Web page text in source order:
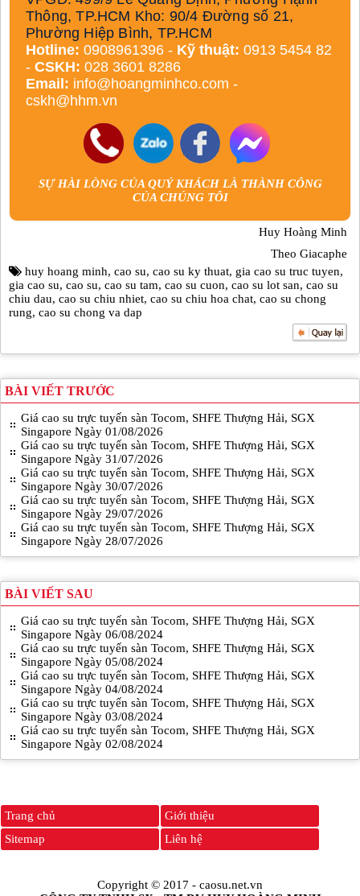
Thông, TP.HCM Kho: 90/4 Đường số 21,
Phường Hiệp Bình, TP.HCM
Hotline: 0908961396 - Kỹ thuật: 0913 5454 82
- CSKH: 028 3601 8286
Email: info@hoangminhco.com -
cskh@hhm.vn
SỰ HÀI LÒNG CỦA QUÝ KHÁCH LÀ THÀNH CÔNG
CỦA CHÚNG TÔI
Huy Hoàng Minh
Theo Giacaphe
huy hoang minh, cao su, cao su ky thuat, gia cao su truc tuyen,
gia cao su, cao su, cao su tam, cao su cuon, cao su lot san, cao su
chiu dau, cao su chiu nhiet, cao su chiu hoa chat, cao su chong
rung, cao su chong va dap
BÀI VIẾT TRƯỚC
Giá cao su trực tuyến sàn Tocom, SHFE Thượng Hải, SGX
Singapore Ngày 01/08/2026
Giá cao su trực tuyến sàn Tocom, SHFE Thượng Hải, SGX
Singapore Ngày 31/07/2026
Giá cao su trực tuyến sàn Tocom, SHFE Thượng Hải, SGX
Singapore Ngày 30/07/2026
Giá cao su trực tuyến sàn Tocom, SHFE Thượng Hải, SGX
Singapore Ngày 29/07/2026
Giá cao su trực tuyến sàn Tocom, SHFE Thượng Hải, SGX
Singapore Ngày 28/07/2026
BÀI VIẾT SAU
Giá cao su trực tuyến sàn Tocom, SHFE Thượng Hải, SGX
Singapore Ngày 06/08/2024
Giá cao su trực tuyến sàn Tocom, SHFE Thượng Hải, SGX
Singapore Ngày 05/08/2024
Giá cao su trực tuyến sàn Tocom, SHFE Thượng Hải, SGX
Singapore Ngày 04/08/2024
Giá cao su trực tuyến sàn Tocom, SHFE Thượng Hải, SGX
Singapore Ngày 03/08/2024
Giá cao su trực tuyến sàn Tocom, SHFE Thượng Hải, SGX
Singapore Ngày 02/08/2024
Trang chủ
Giới thiệu
Sitemap
Liên hệ
Copyright © 2017 - caosu.net.vn